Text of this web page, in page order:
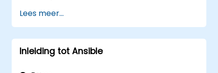
Lees meer...
Inleiding tot Ansible